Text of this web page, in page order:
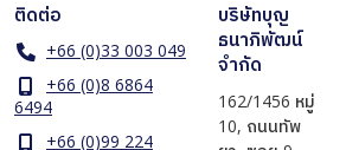
ติดต่อ
+66 (0)33 003 049
+66 (0)8 6864
6494
+66 (0)99 224
บริษัทบุญ
ธนาภิพัฒน์
จำกัด
162/1456 หมู่
10, ถนนทัพ